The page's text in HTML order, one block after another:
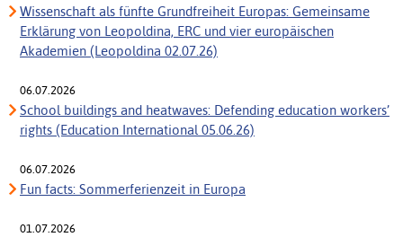
Wissenschaft als fünfte Grundfreiheit Europas: Gemeinsame
Erklärung von Leopoldina, ERC und vier europäischen
Akademien (Leopoldina 02.07.26)
06.07.2026
School buildings and heatwaves: Defending education workers’
rights (Education International 05.06.26)
06.07.2026
Fun facts: Sommerferienzeit in Europa
01.07.2026